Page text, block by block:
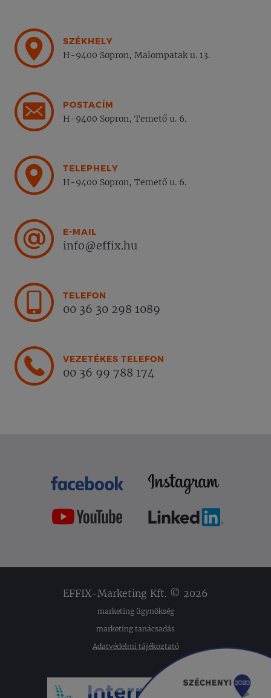
SZÉKHELY
H-9400 Sopron, Malompatak u. 13.
POSTACÍM
H-9400 Sopron, Temető u. 6.
TELEPHELY
H-9400 Sopron, Temető u. 6.
E-MAIL
info@effix.hu
TELEFON
00 36 30 298 1089
VEZETÉKES TELEFON
00 36 99 788 174
EFFIX-Marketing Kft. © 2026
marketing ügynökség
marketing tanácsadás
Adatvédelmi tájékoztató